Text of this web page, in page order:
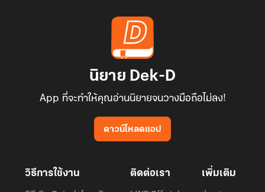
นิยาย Dek-D
App ที่จะทำให้คุณอ่านนิยายจนวางมือถือไม่ลง!
ดาวน์โหลดแอป
วิธีการใช้งาน ติดต่อเรา เพิ่มเติม